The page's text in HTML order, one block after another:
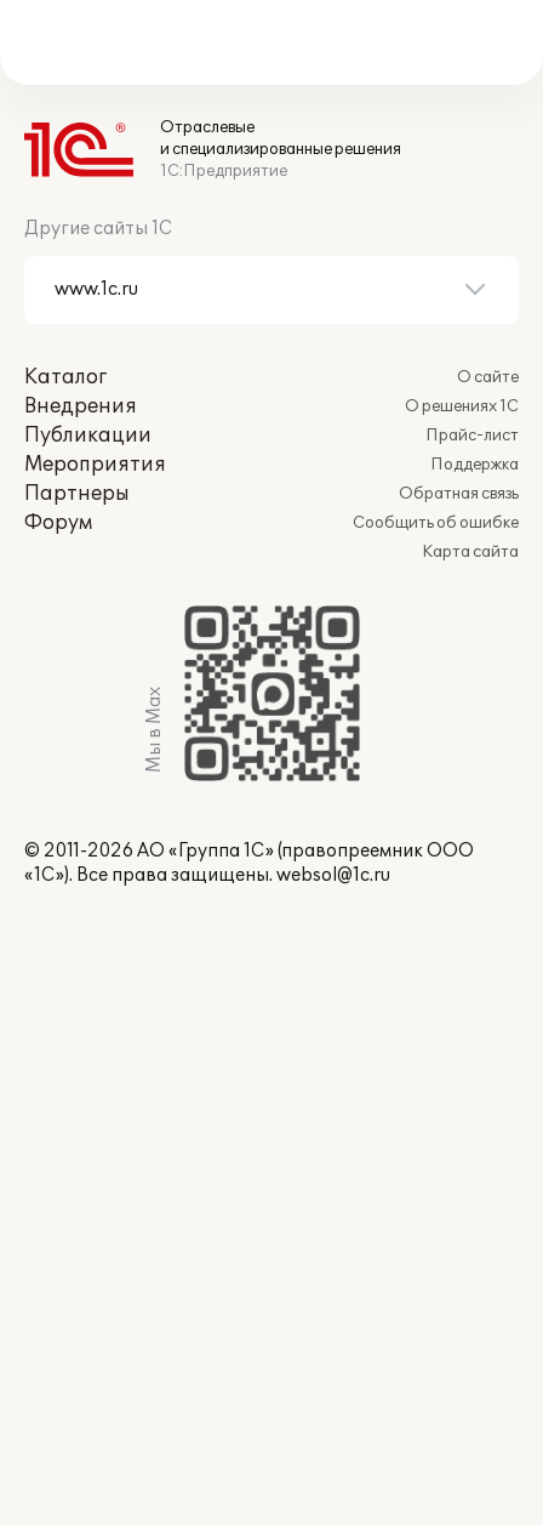
Отраслевые
и специализированные решения
1С:Предприятие
Другие сайты 1С
Каталог
Внедрения
Публикации
Мероприятия
Партнеры
Форум
О сайте
О решениях 1С
Прайс-лист
Поддержка
Обратная связь
Сообщить об ошибке
Карта сайта
Мы в Max
© 2011-2026 АО «Группа 1С» (правопреемник ООО
«1С»). Все права защищены. websol@1c.ru